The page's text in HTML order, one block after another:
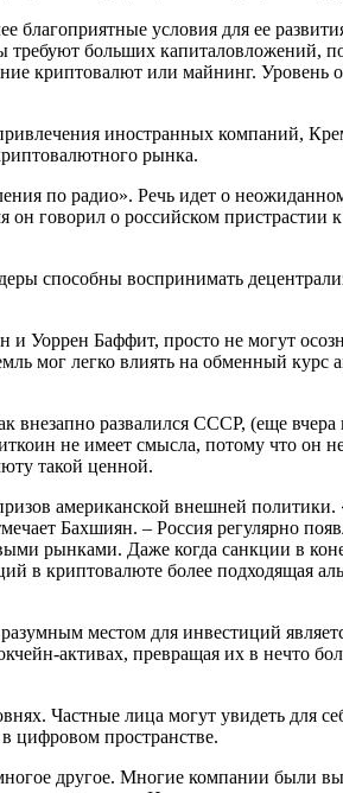
благоприятные условия для ее
больших капиталовложений,
криптовалют или майнинг. Уровень
иностранных компаний,
рынка.
по радио». Речь идет о
говорил о российском пристрастии к
способны воспринимать
Баффит, просто не могут
мог легко влиять на обменный курс
внезапно развалился СССР, (еще
не имеет смысла, потому что он
такой ценной.
американской внешней
Бахшиян. – Россия регулярно
рынками. Даже когда санкции в
в криптовалюте более подходящая
местом для инвестиций
активах, превращая их в нечто
Частные лица могут увидеть для
цифровом пространстве.
другое. Многие компании были